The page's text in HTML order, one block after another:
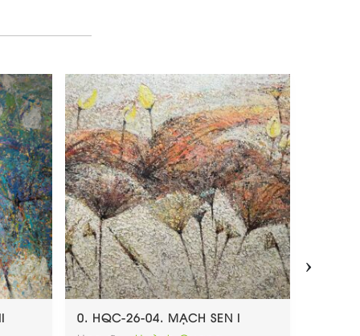
0. HQC-26-04. MẠCH SEN I
›